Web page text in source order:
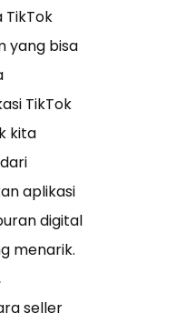
yang bisa
TikTok
kita
aplikasi
digital
menarik.
seller